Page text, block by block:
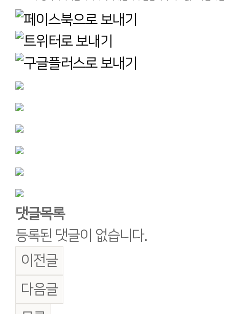
댓글목록
등록된 댓글이 없습니다.
이전글
다음글